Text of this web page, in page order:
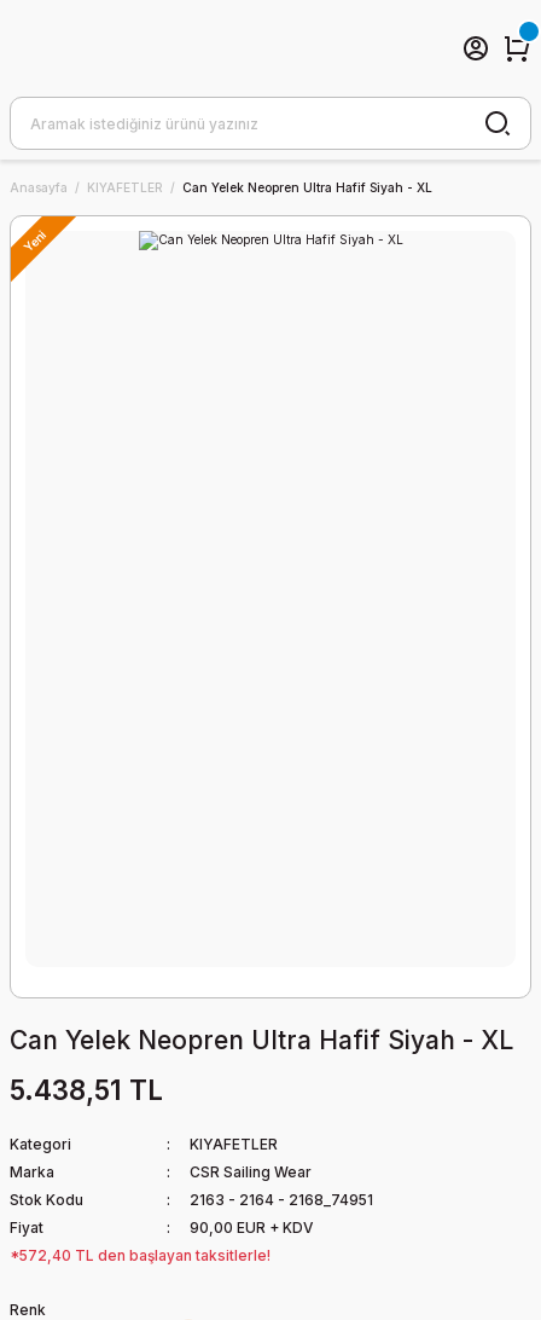
Anasayfa KIYAFETLER Can Yelek Neopren Ultra Hafif Siyah - XL
Yeni
Can Yelek Neopren Ultra Hafif Siyah - XL
5.438,51 TL
Kategori
KIYAFETLER
Marka
CSR Sailing Wear
Stok Kodu
2163 - 2164 - 2168_74951
Fiyat
90,00 EUR + KDV
*572,40 TL den başlayan taksitlerle!
Renk